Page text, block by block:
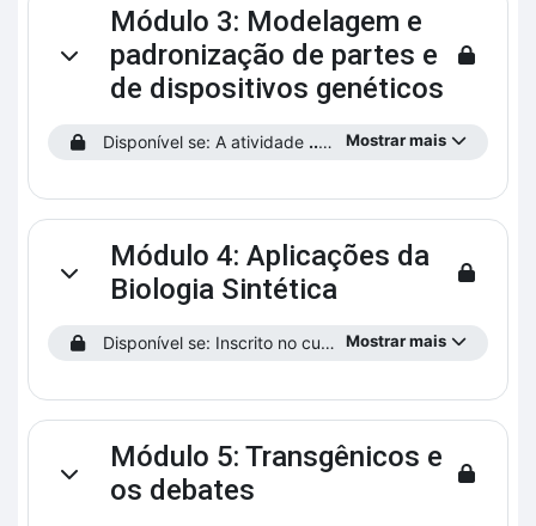
Contrair
Módulo 3: Modelagem e
padronização de partes e
de dispositivos genéticos
Mostrar mais
Disponível se: A atividade ...saiba como funciona o curso!
Contrair
Módulo 4: Aplicações da
Biologia Sintética
Mostrar mais
Disponível se: Inscrito no curso.
Contrair
Módulo 5: Transgênicos e
os debates